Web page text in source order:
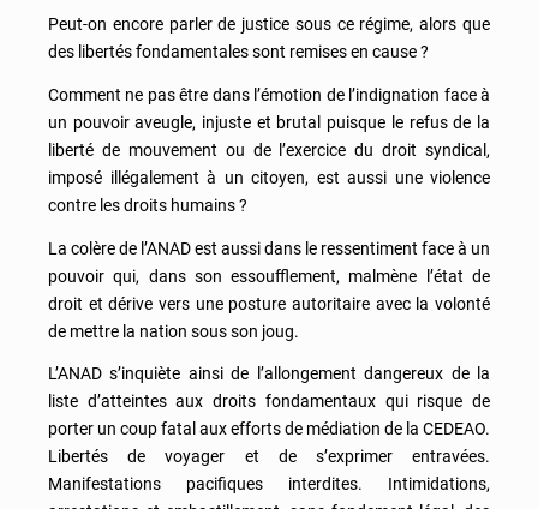
Peut-on encore parler de justice sous ce régime, alors que
des libertés fondamentales sont remises en cause ?
Comment ne pas être dans l’émotion de l’indignation face à
un pouvoir aveugle, injuste et brutal puisque le refus de la
liberté de mouvement ou de l’exercice du droit syndical,
imposé illégalement à un citoyen, est aussi une violence
contre les droits humains ?
La colère de l’ANAD est aussi dans le ressentiment face à un
pouvoir qui, dans son essoufflement, malmène l’état de
droit et dérive vers une posture autoritaire avec la volonté
de mettre la nation sous son joug.
L’ANAD s’inquiète ainsi de l’allongement dangereux de la
liste d’atteintes aux droits fondamentaux qui risque de
porter un coup fatal aux efforts de médiation de la CEDEAO.
Libertés de voyager et de s’exprimer entravées.
Manifestations pacifiques interdites. Intimidations,